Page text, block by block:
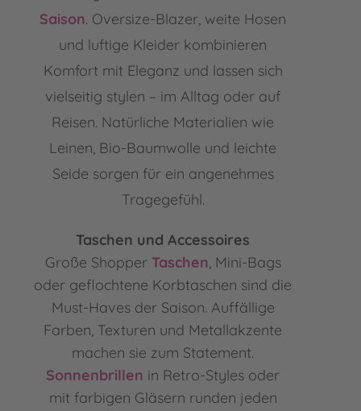
Saison. Oversize-Blazer, weite Hosen
und luftige Kleider kombinieren
Komfort mit Eleganz und lassen sich
vielseitig stylen – im Alltag oder auf
Reisen. Natürliche Materialien wie
Leinen, Bio-Baumwolle und leichte
Seide sorgen für ein angenehmes
Tragegefühl.
Taschen und Accessoires
Große Shopper Taschen, Mini-Bags
oder geflochtene Korbtaschen sind die
Must-Haves der Saison. Auffällige
Farben, Texturen und Metallakzente
machen sie zum Statement.
Sonnenbrillen in Retro-Styles oder
mit farbigen Gläsern runden jeden